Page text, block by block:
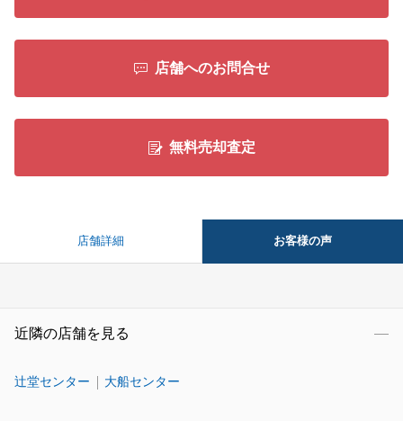
店舗へのお問合せ
無料売却査定
店舗詳細 お客様の声
近隣の店舗を見る
辻堂センター 大船センター